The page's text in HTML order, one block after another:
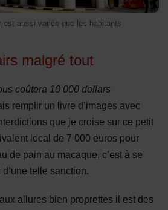
est aussi variée que les habitants
malgré tout
coûtera 10 000 dollars
remplir un livre d’images avec
que je croise sur ce petit
local de 7 000 euros pour
de pain au macaque, c’est à se
telle sanction.
allures bien proprettes il est des